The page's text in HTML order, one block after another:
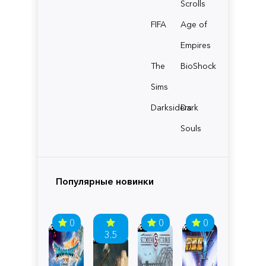
Scrolls
FIFA
Age of
Empires
The
Sims
BioShock
Darksiders
Dark
Souls
Популярные новинки
0
3.5
0 0